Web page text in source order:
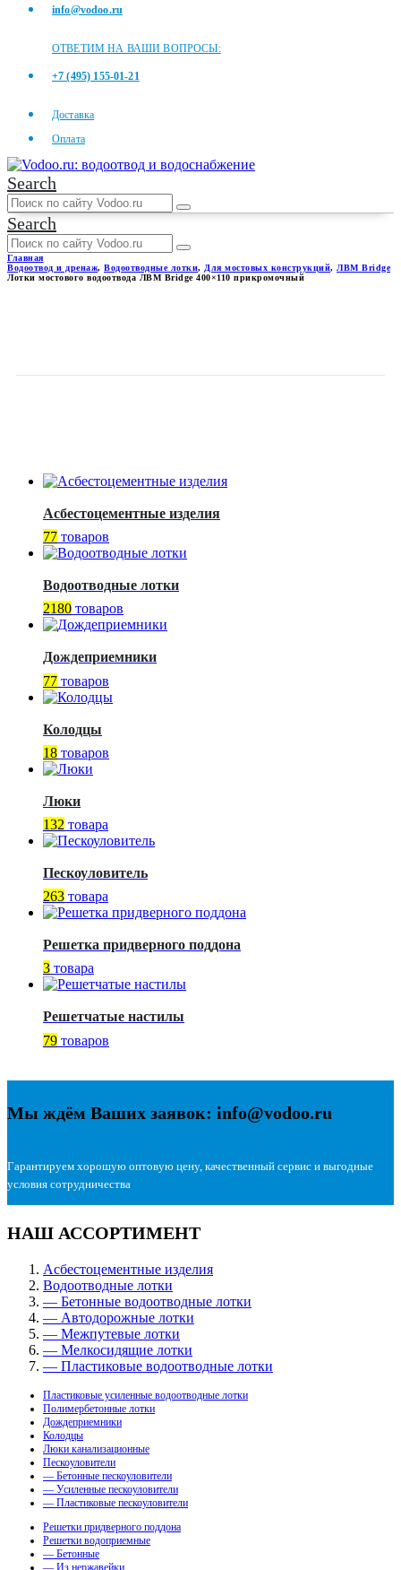
info@vodoo.ru
ОТВЕТИМ НА ВАШИ ВОПРОСЫ:
+7 (495) 155-01-21
Доставка
Оплата
Search
Search
Главная
Водоотвод и дренаж, Водоотводные лотки, Для мостовых конструкций, ЛВМ Bridge
Лотки мостового водоотвода ЛВМ Bridge 400×110 прикромочный
Асбестоцементные изделия
77 товаров
Водоотводные лотки
2180 товаров
Дождеприемники
77 товаров
Колодцы
18 товаров
Люки
132 товара
Пескоуловитель
263 товара
Решетка придверного поддона
3 товара
Решетчатые настилы
79 товаров
Мы ждём Ваших заявок: info@vodoo.ru
Гарантируем хорошую оптовую цену, качественный сервис и выгодные
условия сотрудничества
НАШ АССОРТИМЕНТ
Асбестоцементные изделия
Водоотводные лотки
— Бетонные водоотводные лотки
— Автодорожные лотки
— Межпутевые лотки
— Мелкосидящие лотки
— Пластиковые водоотводные лотки
Пластиковые усиленные водоотводные лотки
Полимербетонные лотки
Дождеприемники
Колодцы
Люки канализационные
Пескоуловители
— Бетонные пескоуловители
— Усиленные пескоуловители
— Пластиковые пескоуловители
Решетки придверного поддона
Решетки водоприемные
— Бетонные